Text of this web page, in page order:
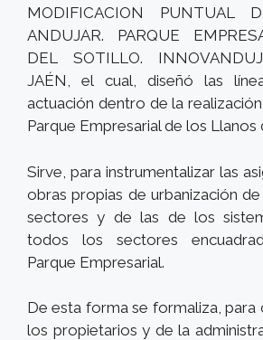
MODIFICACION PUNTUAL
ANDUJAR. PARQUE
DEL SOTILLO.
JAÉN, el cual, diseñó las
actuación dentro de la
Parque Empresarial de los Llanos
Sirve, para instrumentalizar las
obras propias de urbanización
sectores y de las de los
todos los sectores
Parque Empresarial.
De esta forma se formaliza,
los propietarios y de la